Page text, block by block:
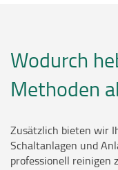
Wodurch
Methoden
Zusätzlich bieten wir
Schaltanlagen und
professionell reinigen